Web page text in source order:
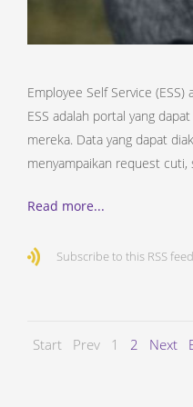
Employee Self Service
ESS adalah portal yang
mereka. Data yang dapat
menyampaikan request cuti,
Read more...
Subscribe to this RSS feed
Start Prev 1 2 Next